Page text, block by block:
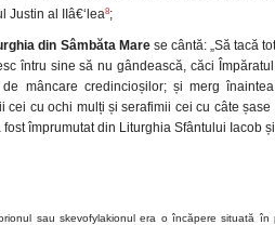
Justin al IIâ€‘lea8;
din Sâmbăta Marese cântă: „Să tacă
întru sine să nu gândească, căci
mâncare credincioșilor; și merg
cei cu ochi mulți și serafimii cei cu câte
fost împrumutat din Liturghia Sfântului Iacob
sau skevofylakionul era o încăpere situată